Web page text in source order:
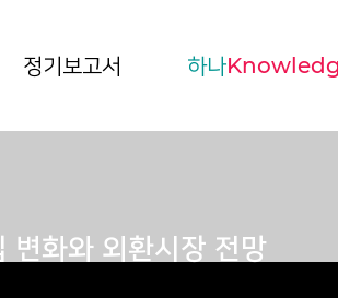
정기보고서 하나
변화와 외환시장 전망